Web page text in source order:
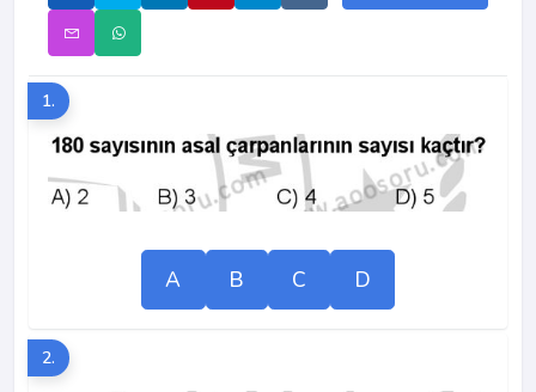
1.
A B C D
2.